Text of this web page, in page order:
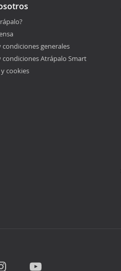
condiciones generales
condiciones Atrápalo Smart
cookies